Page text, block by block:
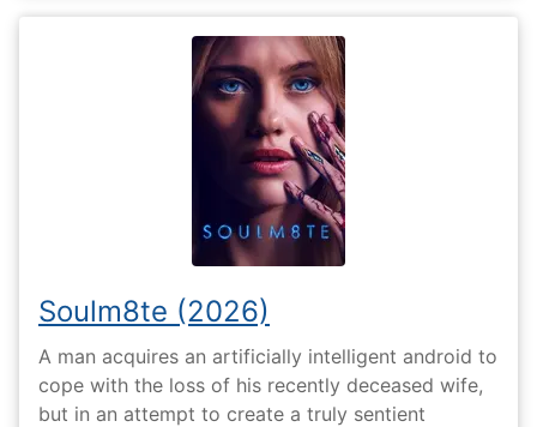
Soulm8te (2026)
A man acquires an artificially intelligent android to
cope with the loss of his recently deceased wife,
but in an attempt to create a truly sentient